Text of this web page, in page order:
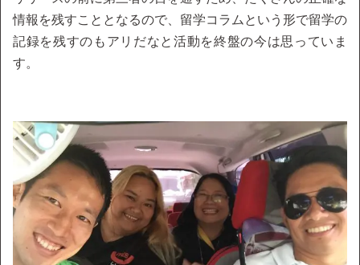
情報を残すこととなるので、留学コラムという形で留学の
記録を残すのもアリだなと活動を終盤の今は思っていま
す。